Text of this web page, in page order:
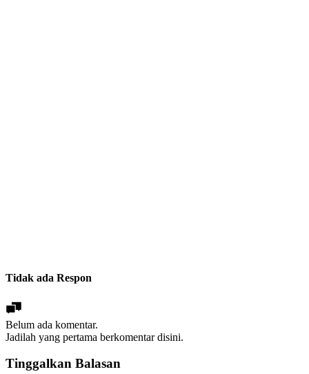
Tidak ada Respon
Belum ada komentar.
Jadilah yang pertama berkomentar disini.
Tinggalkan Balasan